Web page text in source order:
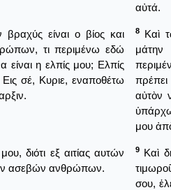
αὐτά.
είναι ο βίος και
τι περιμένω εδώ
είναι η ελπίς μου; Ελπίς
σέ, Κυριε, εναποθέτω
8
Καὶ
αὐτὸν
μου
διότι εξ αιτίας αυτών
ασεβών ανθρώπων.
9 Καὶ
σου,